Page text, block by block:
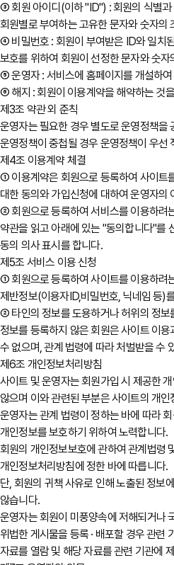
③ 회원 아이디(이하 "ID") : 회원의 식별과
회원별로 부여하는 고유한 문자와 숫자의
④ 비밀번호 : 회원이 부여받은 ID와 일치
보호를 위하여 회원이 선정한 문자와 숫자
⑤ 운영자 : 서비스에 홈페이지를 개설하
⑥ 해지 : 회원이 이용계약을 해약하는 것
제3조 약관 외 준칙
운영자는 필요한 경우 별도로 운영정책을
운영정책이 중첩될 경우 운영정책이 우선
제4조 이용계약 체결
① 이용계약은 회원으로 등록하여 사이트
대한 동의와 가입신청에 대하여 운영자의
② 회원으로 등록하여 서비스를 이용하려
약관을 읽고 아래에 있는 "동의합니다"를
동의 의사 표시를 합니다.
제5조 서비스 이용 신청
① 회원으로 등록하여 사이트를 이용하려
제반정보(이용자ID,비밀번호, 닉네임 등)
② 타인의 정보를 도용하거나 허위의 정보
정보를 등록하지 않은 회원은 사이트 이
수 없으며, 관계 법령에 따라 처벌받을 수
제6조 개인정보처리방침
사이트 및 운영자는 회원가입 시 제공한
않으며 이와 관련된 부분은 사이트의 개
운영자는 관계 법령이 정하는 바에 따라
개인정보를 보호하기 위하여 노력합니다.
회원의 개인정보보호에 관하여 관계법령
개인정보처리방침에 정한 바에 따릅니다.
단, 회원의 귀책 사유로 인해 노출된 정보
않습니다.
운영자는 회원이 미풍양속에 저해되거나
위법한 게시물을 등록 · 배포할 경우 관련
자료를 열람 및 해당 자료를 관련 기관에